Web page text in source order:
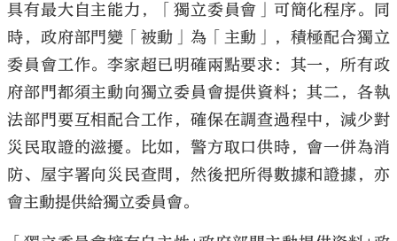
具有最大自主能力，「獨立委員會」可簡化程序。同
時，政府部門變「被動」為「主動」，積極配合獨立
委員會工作。李家超已明確兩點要求：其一，所有政
府部門都須主動向獨立委員會提供資料；其二，各執
法部門要互相配合工作，確保在調查過程中，減少對
災民取證的滋擾。比如，警方取口供時，會一併為消
防、屋宇署向災民查問，然後把所得數據和證據，亦
會主動提供給獨立委員會。